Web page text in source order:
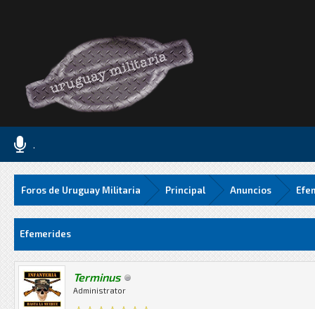
.
Foros de Uruguay Militaria Principal Anuncios
Efemerides
Terminus
Administrator